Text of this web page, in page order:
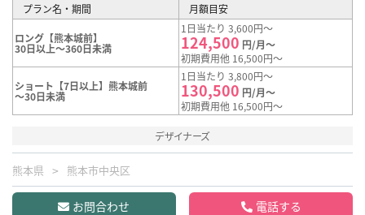
プラン名・期間 月額目安
ロング【熊本城前】
30日以上～360日未満
1日当たり 3,600円～
124,500 円/月～
初期費用他 16,500円～
ショート【7日以上】熊本城前
～30日未満
1日当たり 3,800円～
130,500 円/月～
初期費用他 16,500円～
デザイナーズ
熊本県 熊本市中央区
お問合わせ 電話する